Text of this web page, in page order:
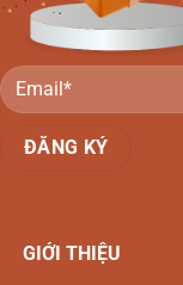
GIỚI THIỆU